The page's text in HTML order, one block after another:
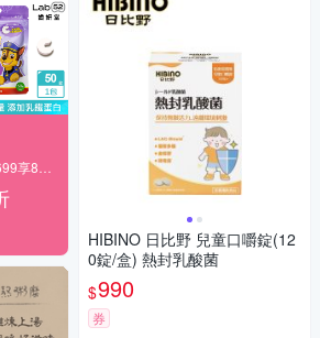
HIBINO 日比野 兒童口嚼錠(12
0錠/盒) 熱封乳酸菌
$990
券